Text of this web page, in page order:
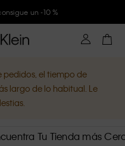
un -10 %
el tiempo de
largo de lo habitual. Le
Tu Tienda más